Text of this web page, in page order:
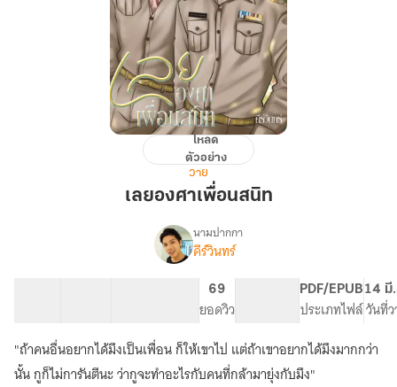
เพื่อน
โหลด
ตัวอย่าง
วาย
เลยองศาเพื่อนสนิท
เรื่อง
องศา
เพื่อน
สนิท
นามปากกา
คีร์วินทร์
69
ยอดวิว
PDF/EPUB
ประเภทไฟล์
14 มี
วันที่
"ถ้าคนอื่นอยากได้มึงเป็นเพื่อน ก็ให้เขาไป แต่ถ้าเขาอยากได้มึงมากกว่า
นั้น กูก็ไม่การันตีนะ ว่ากูจะทำอะไรกับคนที่กล้ามายุ่งกับมึง"